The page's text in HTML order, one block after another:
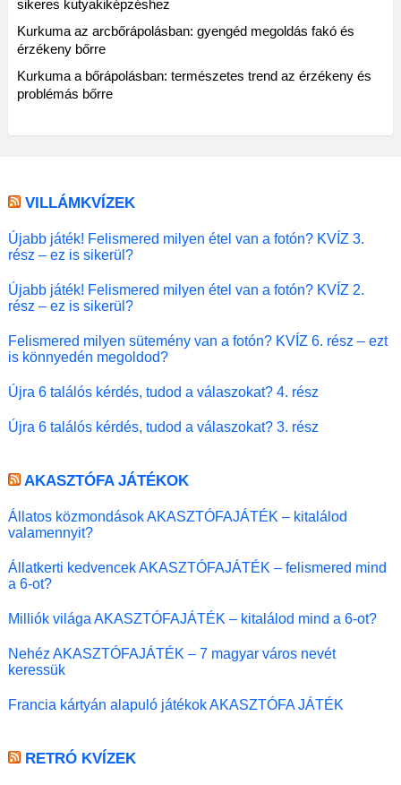
sikeres kutyakiképzéshez
Kurkuma az arcbőrápolásban: gyengéd megoldás fakó és
érzékeny bőrre
Kurkuma a bőrápolásban: természetes trend az érzékeny és
problémás bőrre
VILLÁMKVÍZEK
Újabb játék! Felismered milyen étel van a fotón? KVÍZ 3.
rész – ez is sikerül?
Újabb játék! Felismered milyen étel van a fotón? KVÍZ 2.
rész – ez is sikerül?
Felismered milyen sütemény van a fotón? KVÍZ 6. rész – ezt
is könnyedén megoldod?
Újra 6 találós kérdés, tudod a válaszokat? 4. rész
Újra 6 találós kérdés, tudod a válaszokat? 3. rész
AKASZTÓFA JÁTÉKOK
Állatos közmondások AKASZTÓFAJÁTÉK – kitalálod
valamennyit?
Állatkerti kedvencek AKASZTÓFAJÁTÉK – felismered mind
a 6-ot?
Milliók világa AKASZTÓFAJÁTÉK – kitalálod mind a 6-ot?
Nehéz AKASZTÓFAJÁTÉK – 7 magyar város nevét
keressük
Francia kártyán alapuló játékok AKASZTÓFA JÁTÉK
RETRÓ KVÍZEK